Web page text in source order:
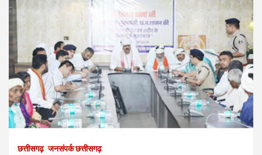
छत्तीसगढ़ जनसंपर्क छत्तीसगढ़